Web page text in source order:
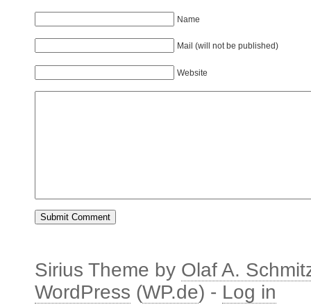
Name
Mail (will not be published)
Website
Sirius Theme by Olaf A.
WordPress (WP.de) - Log in